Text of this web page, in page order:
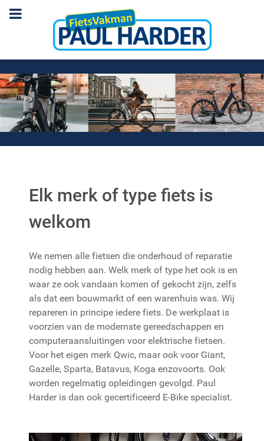
Elk merk of type fiets is
welkom
We nemen alle fietsen die onderhoud of reparatie
nodig hebben aan. Welk merk of type het ook is en
waar ze ook vandaan komen of gekocht zijn, zelfs
als dat een bouwmarkt of een warenhuis was. Wij
repareren in principe iedere fiets. De werkplaat is
voorzien van de modernste gereedschappen en
computeraansluitingen voor elektrische fietsen.
Voor het eigen merk Qwic, maar ook voor Giant,
Gazelle, Sparta, Batavus, Koga enzovoorts. Ook
worden regelmatig opleidingen gevolgd. Paul
Harder is dan ook gecertificeerd E-Bike specialist.